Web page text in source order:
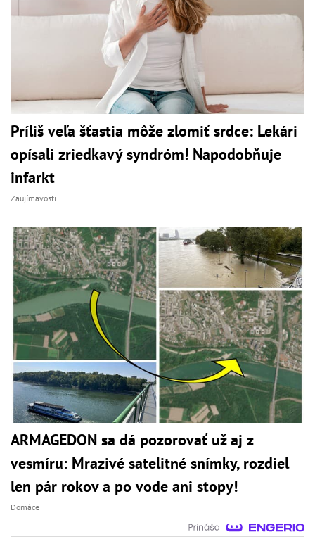
Príliš veľa šťastia môže zlomiť srdce: Lekári
opísali zriedkavý syndróm! Napodobňuje
infarkt
Zaujímavosti
ARMAGEDON sa dá pozorovať už aj z
vesmíru: Mrazivé satelitné snímky, rozdiel
len pár rokov a po vode ani stopy!
Domáce